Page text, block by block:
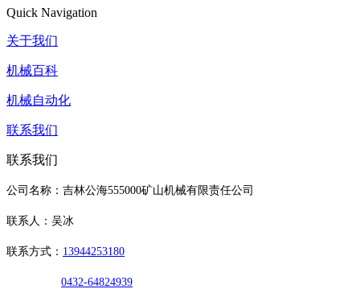
Quick Navigation
关于我们
机械百科
机械自动化
联系我们
联系我们
公司名称：吉林公海555000矿山机械有限责任公司
联系人：吴冰
联系方式： 13944253180
0432-64824939